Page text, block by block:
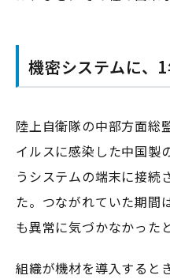
機密システムに、
陸上自衛隊の中部方面総
イルスに感染した中国製
うシステムの端末に接続
た。つながれていた期間
も異常に気づかなかった
組織が機材を導入すると